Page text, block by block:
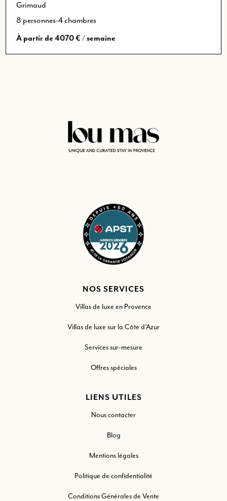
Grimaud
8 personnes-4 chambres
À partir de4070 € / semaine
NOS SERVICES
Villas de luxe en Provence
Villas de luxe sur la Côte d’Azur
Services sur-mesure
Offres spéciales
LIENS UTILES
Nous contacter
Blog
Mentions légales
Politique de confidentialité
Conditions Générales de Vente